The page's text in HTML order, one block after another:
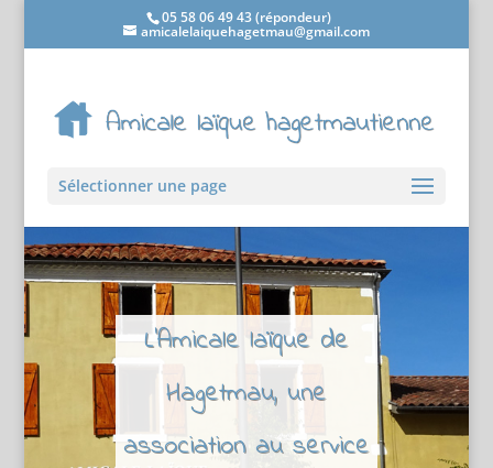
05 58 06 49 43 (répondeur)
amicalelaiquehagetmau@gmail.com
Sélectionner une page
L'Amicale laïque de
Hagetmau, une
association au service